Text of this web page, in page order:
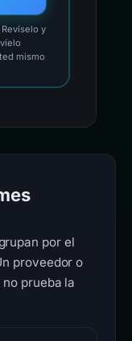
Revíselo y
por el
proveedor o
prueba la